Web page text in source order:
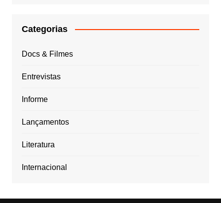
Categorias
Docs & Filmes
Entrevistas
Informe
Lançamentos
Literatura
Internacional